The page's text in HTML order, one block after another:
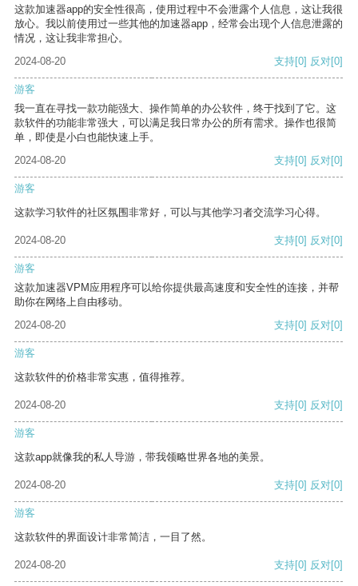
这款加速器app的安全性很高，使用过程中不会泄露个人信息，这让我很
放心。我以前使用过一些其他的加速器app，经常会出现个人信息泄露的
情况，这让我非常担心。
2024-08-20
支持[0] 反对[0]
游客
我一直在寻找一款功能强大、操作简单的办公软件，终于找到了它。这
款软件的功能非常强大，可以满足我日常办公的所有需求。操作也很简
单，即使是小白也能快速上手。
2024-08-20
支持[0] 反对[0]
游客
这款学习软件的社区氛围非常好，可以与其他学习者交流学习心得。
2024-08-20 支持[0] 反对[0]
游客
这款加速器VPM应用程序可以给你提供最高速度和安全性的连接，并帮
助你在网络上自由移动。
2024-08-20
支持[0] 反对[0]
游客
这款软件的价格非常实惠，值得推荐。
2024-08-20 支持[0] 反对[0]
游客
这款app就像我的私人导游，带我领略世界各地的美景。
2024-08-20 支持[0] 反对[0]
游客
这款软件的界面设计非常简洁，一目了然。
2024-08-20 支持[0] 反对[0]